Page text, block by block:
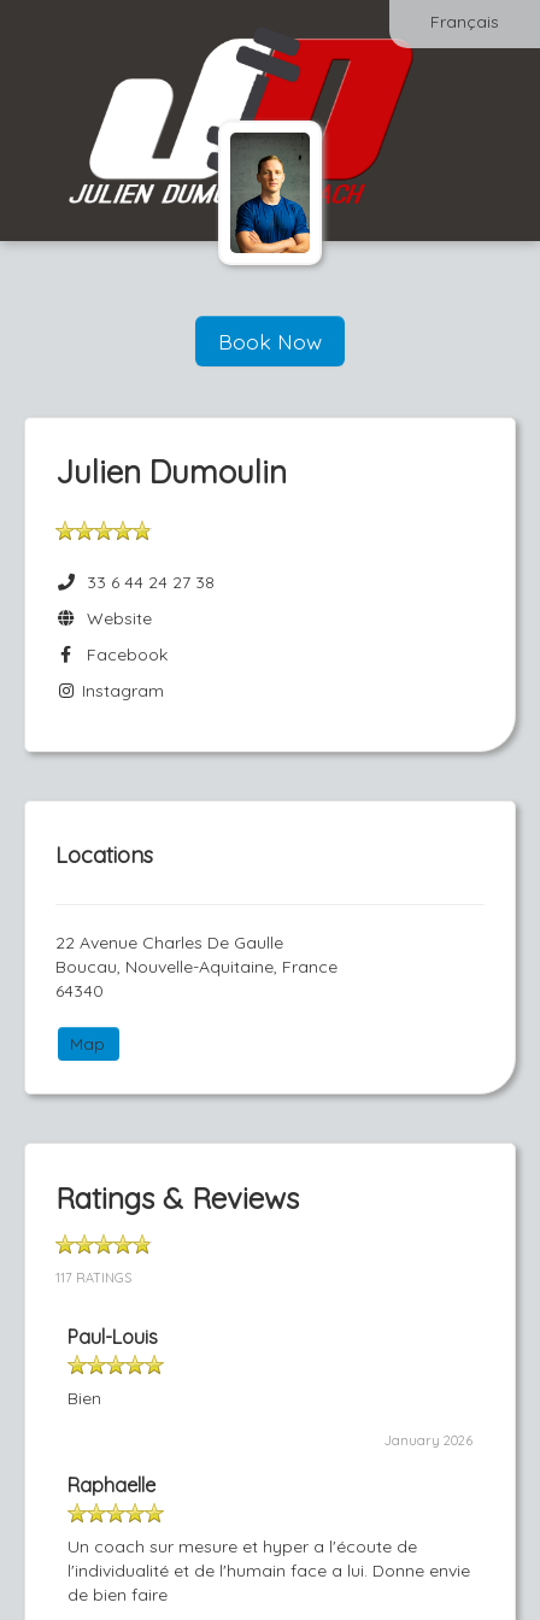
Français
Book Now
Julien Dumoulin
33 6 44 24 27 38
Website
Facebook
Instagram
Locations
22 Avenue Charles De Gaulle
Boucau, Nouvelle-Aquitaine, France
64340
Map
Ratings & Reviews
117 RATINGS
Paul-Louis
Bien
January 2026
Raphaelle
Un coach sur mesure et hyper a l'écoute de
l'individualité et de l'humain face a lui. Donne envie
de bien faire